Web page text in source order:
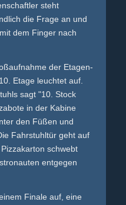
steht
die Frage an und
dem Finger nach
der Etagen-
Etage leuchtet auf.
sagt "10. Stock
in der Kabine
den Füßen und
Fahrstuhltür geht auf
schwebt
entgegen
Finale auf, eine